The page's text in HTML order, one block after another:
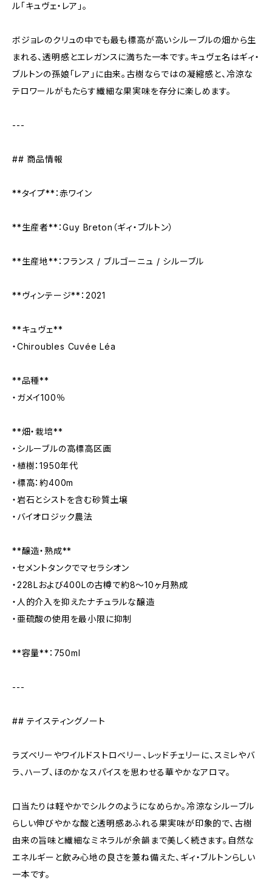
ル「キュヴェ・レア」。
ボジョレのクリュの中でも最も標高が高いシルーブルの畑から生
まれる、透明感とエレガンスに満ちた一本です。キュヴェ名はギィ・
ブルトンの孫娘「レア」に由来。古樹ならではの凝縮感と、冷涼な
テロワールがもたらす繊細な果実味を存分に楽しめます。
---
## 商品情報
**タイプ**：赤ワイン
**生産者**：Guy Breton（ギィ・ブルトン）
**生産地**：フランス / ブルゴーニュ / シルーブル
**ヴィンテージ**：2021
**キュヴェ**
・Chiroubles Cuvée Léa
**品種**
・ガメイ100％
**畑・栽培**
・シルーブルの高標高区画
・植樹：1950年代
・標高：約400m
・岩石とシストを含む砂質土壌
・バイオロジック農法
**醸造・熟成**
・セメントタンクでマセラシオン
・228Lおよび400Lの古樽で約8〜10ヶ月熟成
・人的介入を抑えたナチュラルな醸造
・亜硫酸の使用を最小限に抑制
**容量**：750ml
---
## テイスティングノート
ラズベリーやワイルドストロベリー、レッドチェリーに、スミレやバ
ラ、ハーブ、ほのかなスパイスを思わせる華やかなアロマ。
口当たりは軽やかでシルクのようになめらか。冷涼なシルーブル
らしい伸びやかな酸と透明感あふれる果実味が印象的で、古樹
由来の旨味と繊細なミネラルが余韻まで美しく続きます。自然な
エネルギーと飲み心地の良さを兼ね備えた、ギィ・ブルトンらしい
一本です。